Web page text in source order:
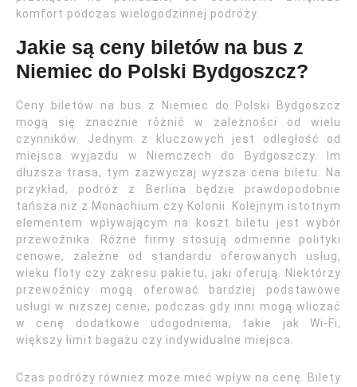
komfort podczas wielogodzinnej podróży.
Jakie są ceny biletów na bus z
Niemiec do Polski Bydgoszcz?
Ceny biletów na bus z Niemiec do Polski Bydgoszcz
mogą się znacznie różnić w zależności od wielu
czynników. Jednym z kluczowych jest odległość od
miejsca wyjazdu w Niemczech do Bydgoszczy. Im
dłuższa trasa, tym zazwyczaj wyższa cena biletu. Na
przykład, podróż z Berlina będzie prawdopodobnie
tańsza niż z Monachium czy Kolonii. Kolejnym istotnym
elementem wpływającym na koszt biletu jest wybór
przewoźnika. Różne firmy stosują odmienne polityki
cenowe, zależne od standardu oferowanych usług,
wieku floty czy zakresu pakietu, jaki oferują. Niektórzy
przewoźnicy mogą oferować bardziej podstawowe
usługi w niższej cenie, podczas gdy inni mogą wliczać
w cenę dodatkowe udogodnienia, takie jak Wi-Fi,
większy limit bagażu czy indywidualne miejsca.
Czas podróży również może mieć wpływ na cenę. Bilety